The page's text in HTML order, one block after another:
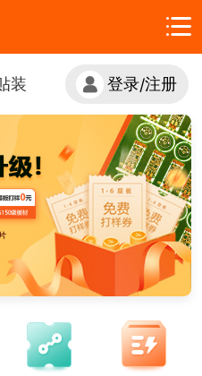
装 登录/注册